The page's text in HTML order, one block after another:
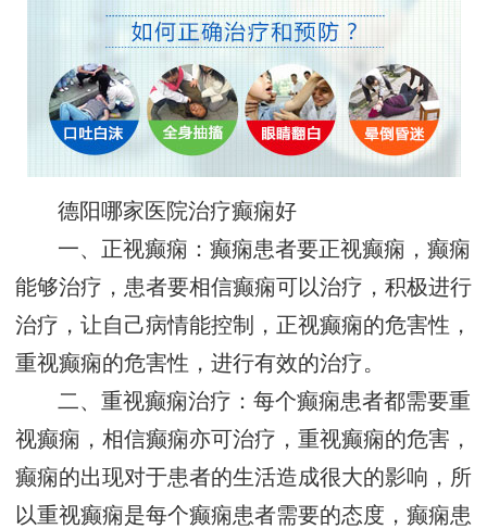
德阳哪家医院治疗癫痫好
一、正视癫痫：癫痫患者要正视癫痫，癫痫
能够治疗，患者要相信癫痫可以治疗，积极进行
治疗，让自己病情能控制，正视癫痫的危害性，
重视癫痫的危害性，进行有效的治疗。
二、重视癫痫治疗：每个癫痫患者都需要重
视癫痫，相信癫痫亦可治疗，重视癫痫的危害，
癫痫的出现对于患者的生活造成很大的影响，所
以重视癫痫是每个癫痫患者需要的态度，癫痫患